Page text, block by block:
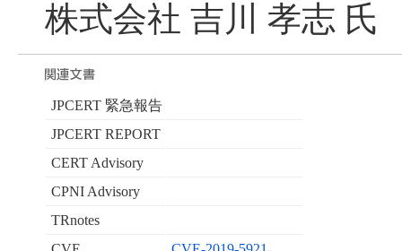
株式会社 吉川 孝志 氏
JPCERT 緊急報告
JPCERT REPORT
CERT Advisory
CPNI Advisory
TRnotes